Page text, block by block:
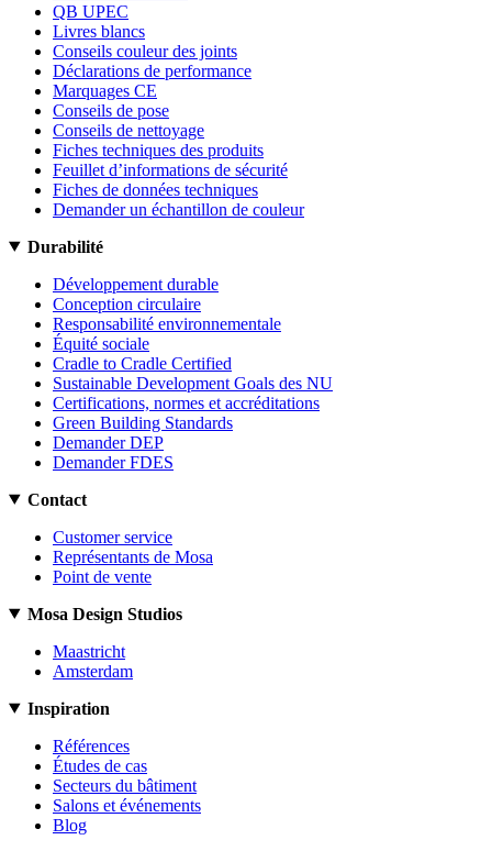
QB UPEC
Livres blancs
Conseils couleur des joints
Déclarations de performance
Marquages CE
Conseils de pose
Conseils de nettoyage
Fiches techniques des produits
Feuillet d’informations de sécurité
Fiches de données techniques
Demander un échantillon de couleur
Durabilité
Développement durable
Conception circulaire
Responsabilité environnementale
Équité sociale
Cradle to Cradle Certified
Sustainable Development Goals des NU
Certifications, normes et accréditations
Green Building Standards
Demander DEP
Demander FDES
Contact
Customer service
Représentants de Mosa
Point de vente
Mosa Design Studios
Maastricht
Amsterdam
Inspiration
Références
Études de cas
Secteurs du bâtiment
Salons et événements
Blog